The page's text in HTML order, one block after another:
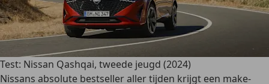
Test: Nissan Qashqai, tweede jeugd (2024)
Nissans absolute bestseller aller tijden krijgt een make-